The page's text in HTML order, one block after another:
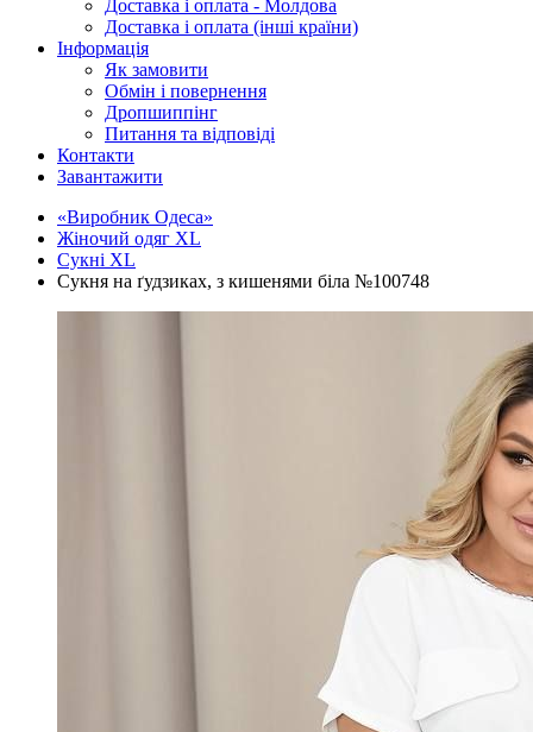
Доставка і оплата - Молдова
Доставка і оплата (інші країни)
Інформація
Як замовити
Обмін і повернення
Дропшиппінг
Питання та відповіді
Контакти
Завантажити
«Виробник Одеса»
Жіночий одяг XL
Cукні XL
Сукня на ґудзиках, з кишенями біла №100748